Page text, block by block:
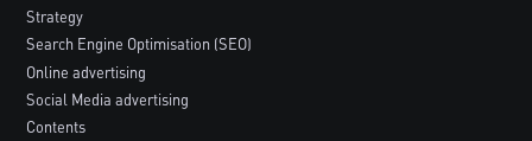
Strategy
Search Engine Optimisation (SEO)
Online advertising
Social Media advertising
Contents